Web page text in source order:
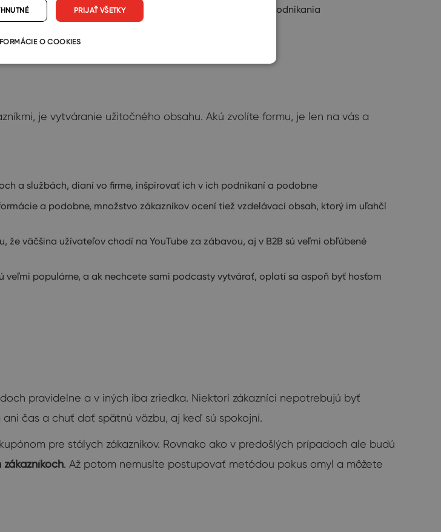
napríklad založiť skupinu zameranú na odbor vášho podnikania
je vytváranie užitočného obsahu. Akú zvolíte formu, je len na vás a
a službách, dianí vo firme, inšpirovať ich v ich podnikaní a podobne
a podobne, množstvo zákazníkov ocení tiež vzdelávací obsah, ktorý im uľahčí
väčšina užívateľov chodí na YouTube za zábavou, aj v B2B sú veľmi obľúbené
populárne, a ak nechcete sami podcasty vytvárať, oplatí sa aspoň byť hosťom
pravidelne a v iných iba zriedka. Niektorí zákazníci nepotrebujú byť
čas a chuť dať spätnú väzbu, aj keď sú spokojní.
pre stálych zákazníkov. Rovnako ako v predošlých prípadoch ale budú
. Až potom nemusíte postupovať metódou pokus omyl a môžete
PRIJAŤ VŠETKY
O COOKIES